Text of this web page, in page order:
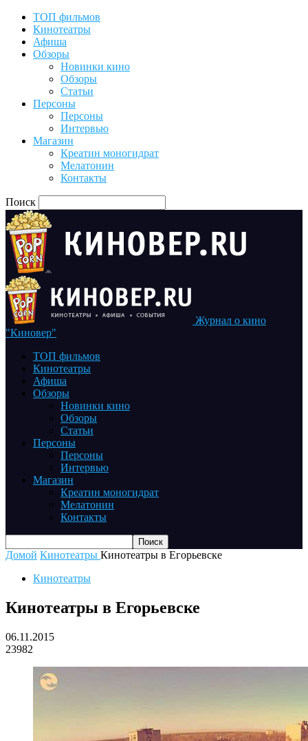
ТОП фильмов
Кинотеатры
Афиша
Обзоры
Новинки кино
Обзоры
Статьи
Персоны
Персоны
Интервью
Магазин
Креатин моногидрат
Мелатонин
Контакты
Поиск
Журнал о кино
"Киновер"
ТОП фильмов
Кинотеатры
Афиша
Обзоры
Новинки кино
Обзоры
Статьи
Персоны
Персоны
Интервью
Магазин
Креатин моногидрат
Мелатонин
Контакты
Домой Кинотеатры Кинотеатры в Егорьевске
Кинотеатры
Кинотеатры в Егорьевске
06.11.2015
23982